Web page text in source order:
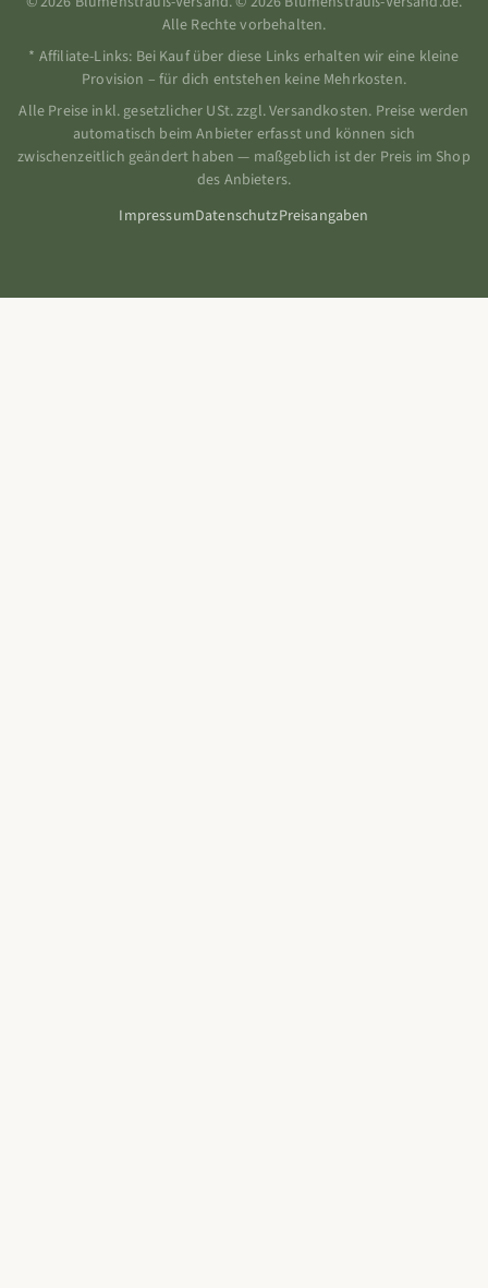
Alle Rechte vorbehalten.
* Affiliate-Links: Bei Kauf über diese Links erhalten wir eine kleine
Provision – für dich entstehen keine Mehrkosten.
Alle Preise inkl. gesetzlicher USt. zzgl. Versandkosten. Preise werden
automatisch beim Anbieter erfasst und können sich
zwischenzeitlich geändert haben — maßgeblich ist der Preis im Shop
des Anbieters.
ImpressumDatenschutzPreisangaben